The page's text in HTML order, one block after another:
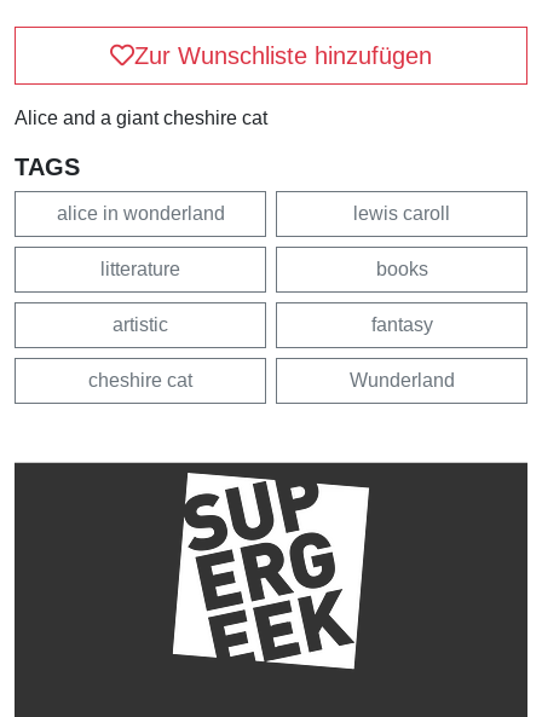
Zur Wunschliste hinzufügen
Alice and a giant cheshire cat
TAGS
alice in wonderland lewis caroll
litterature books
artistic fantasy
cheshire cat Wunderland